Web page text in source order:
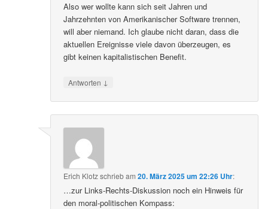
Also wer wollte kann sich seit Jahren und
Jahrzehnten von Amerikanischer Software trennen,
will aber niemand. Ich glaube nicht daran, dass die
aktuellen Ereignisse viele davon überzeugen, es
gibt keinen kapitalistischen Benefit.
Antworten ↓
Erich Klotzschriebam20. März 2025 um 22:26 Uhr:
…zur Links-Rechts-Diskussion noch ein Hinweis für
den moral-politischen Kompass: